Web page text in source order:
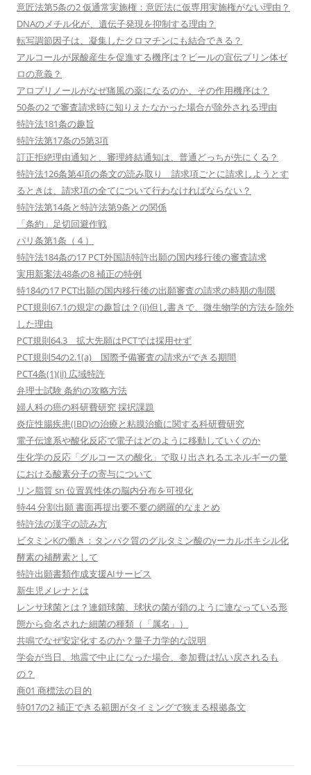
意匠法第5条の2 仮通常実施権：意匠法に仮専用実施権がない理由？
DNAのメチル化が、遺伝子発現を抑制する理由？
転写調節因子は、凝集したクロマチンにも結合できる？
アルコールが尿酸産生を促進する機序は？ビールの宣伝プリン体ゼ
ロの意義？
アロプリノールがなぜ痛風の薬になるのか、その作用機序は？
50条の2 で審査請求時に知りえたなかった場合が除外される理由
特許法181条の趣旨
特許法第17条の5第3項
訂正拒絶理由通知と、審理終結通知は、普通どっちが先にくる？
特許法126条第4項の条文の読み取り 請求項ごとに請求しようとす
るときは、請求項の全てについて行わなければならない？
特許法第14条と特許法第9条との関係
「条約」足切回避作戦
パリ条第1条（４）
特許法184条の17 PCT外国語特許出願の国内移行後の審査請求
実用新案法48条の8 補正の特例
特184の17 PCT出願の国内移行後の出願審査の請求の時期の制限
PCT規則67.1の規定の趣旨は？(ii)但し書きで、微生物学的方法を除外
した理由
PCT規則64.3 拡大先願はPCTでは採用せず
PCT規則54の2.1(a) 国際予備審査の請求ができる期間
PCT4条(1)(ii) 広域特許
弁理士試験 条約の攻略方法
婦人科の癌の科研費研究 採択課題
炎症性腸疾患(IBD)の治療と粘膜治癒に関する科研費研究
電子伝達系や酸化反応で電子はどのように移動していくのか
生化学の反応「グルコースの酸化」で取り出されるエネルギーの量
における酸素分子の寄与について
リン脂質 sn 位置異性体の脳内分布を可視化
特44 分割出願 書面再提出要不要の網羅的なまとめ
特許法の漢字の読み方
ビタミンKの働き：タンパク質のグルタミン酸のγーカルボキシル化
酵素の補酵素として
特許出願書類作成支援AIサービス
新生児メレナとは
レンサ球菌とは？連鎖球菌、球状の菌が鎖のように連なっている形
態から命名された細菌の種類（「属名」）
共鳴でなぜ安定化するのか？量子力学的な説明
学会が当日、地震で中止になった場合、参加費は払い戻されるも
の？
商01 商標法の目的
特017の2 補正できる範囲がタイミングで狭まる根拠条文